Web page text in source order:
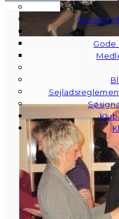
Dansk
Gode